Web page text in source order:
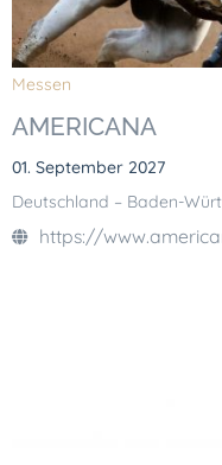
Messen
AMERICANA
01. September 2027
Deutschland – Baden-
https://